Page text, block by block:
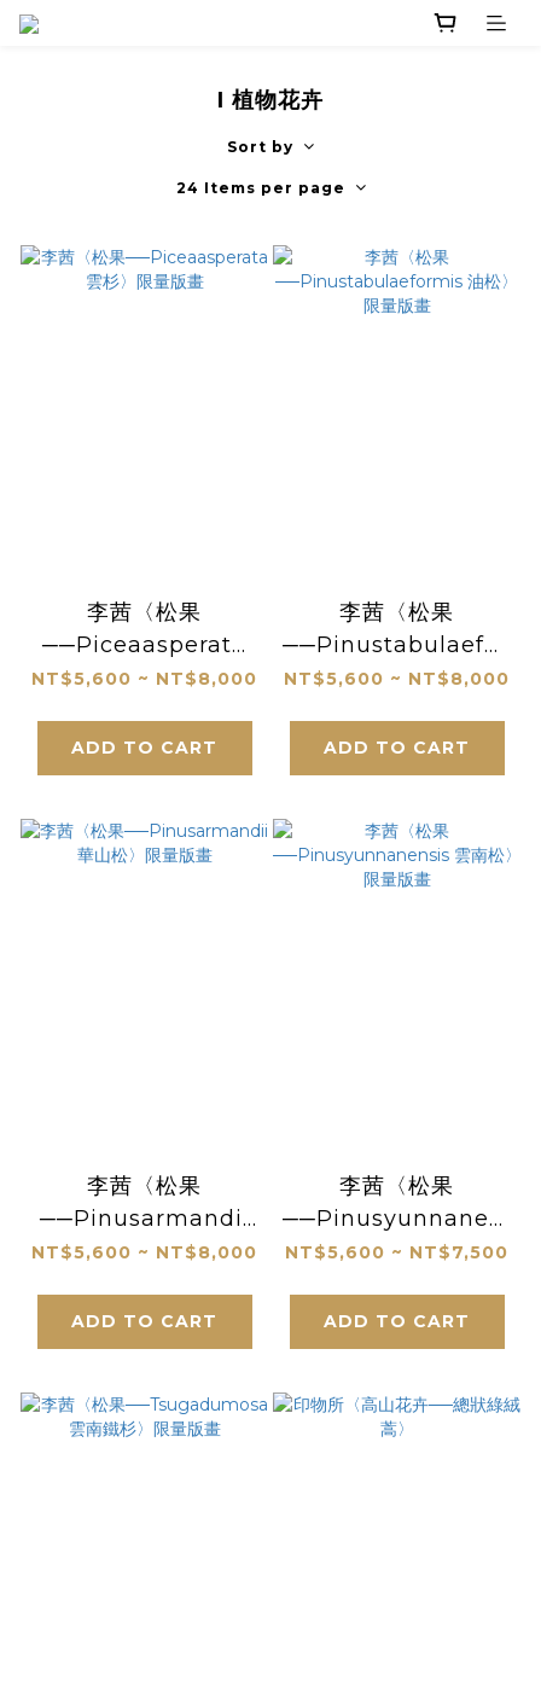
I 植物花卉
Sort by
24 Items per page
李茜〈松果
──Piceaasperata
雲杉〉限量版畫
NT$5,600 ~ NT$8,000
ADD TO CART
李茜〈松果
油松〉限量版畫
NT$5,600 ~ NT$8,000
ADD TO CART
李茜〈松果
──Pinusarmandii
華山松〉限量版畫
NT$5,600 ~ NT$8,000
ADD TO CART
李茜〈松果
──Pinusyunnanensis
雲南松〉限量版畫
NT$5,600 ~ NT$7,500
ADD TO CART